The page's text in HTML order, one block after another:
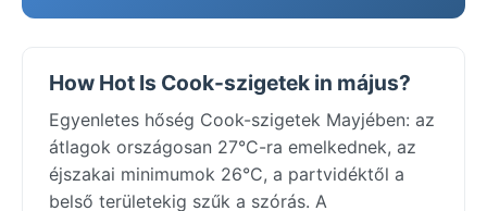
How Hot Is Cook-szigetek in május?
Egyenletes hőség Cook-szigetek Mayjében: az
átlagok országosan 27°C-ra emelkednek, az
éjszakai minimumok 26°C, a partvidéktől a
belső területekig szűk a szórás. A